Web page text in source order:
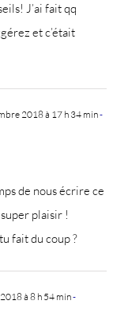
J’ai fait qq
et c’était
2018 à 17 h 34 min-
de nous écrire ce
plaisir !
fait du coup ?
à 8 h 54 min-